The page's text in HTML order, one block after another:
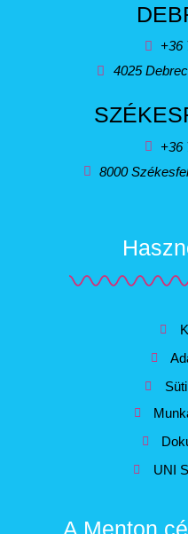
+36
4025
+36
8000
A Menton
UNI